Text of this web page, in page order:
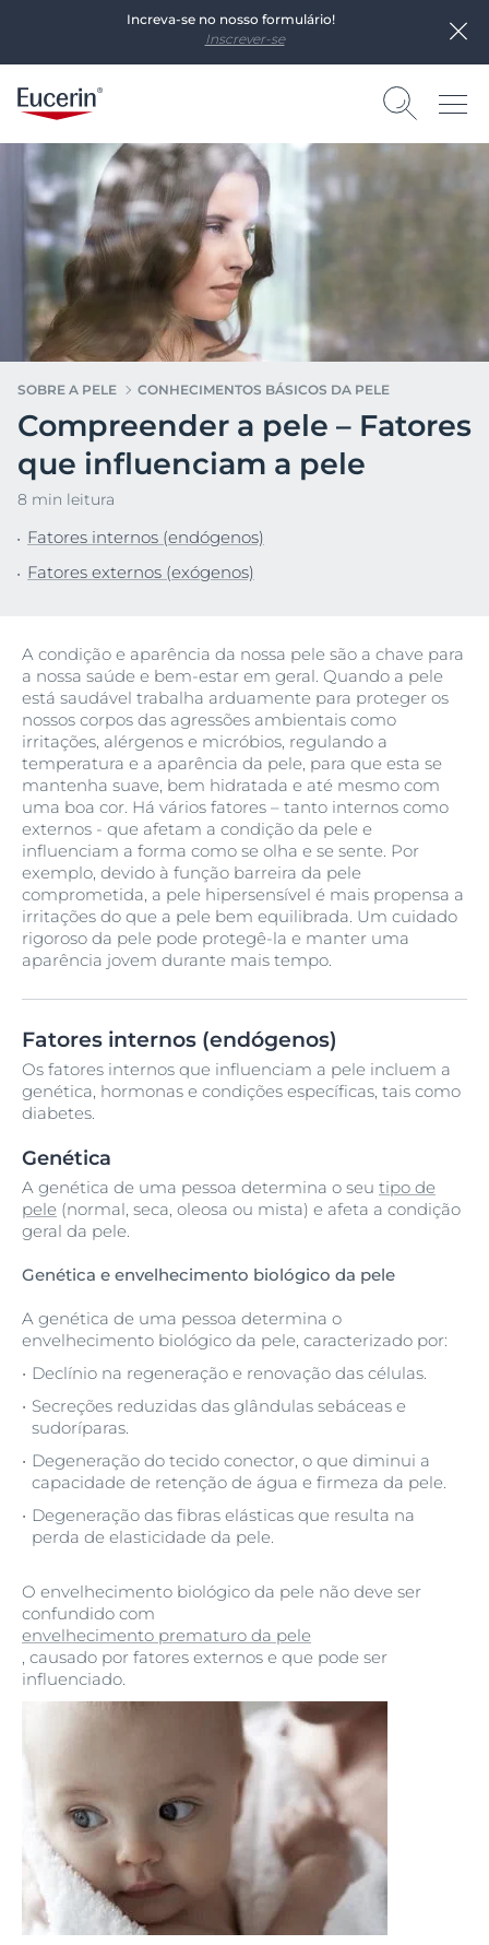
Increva-se no nosso formulário!
Inscrever-se
SOBRE A PELE CONHECIMENTOS BÁSICOS DA PELE
Compreender a pele – Fatores
que influenciam a pele
8 min leitura
Fatores internos (endógenos)
Fatores externos (exógenos)
A condição e aparência da nossa pele são a chave para
a nossa saúde e bem-estar em geral. Quando a pele
está saudável trabalha arduamente para proteger os
nossos corpos das agressões ambientais como
irritações, alérgenos e micróbios, regulando a
temperatura e a aparência da pele, para que esta se
mantenha suave, bem hidratada e até mesmo com
uma boa cor. Há vários fatores – tanto internos como
externos - que afetam a condição da pele e
influenciam a forma como se olha e se sente. Por
exemplo, devido à função barreira da pele
comprometida, a pele hipersensível é mais propensa a
irritações do que a pele bem equilibrada. Um cuidado
rigoroso da pele pode protegê-la e manter uma
aparência jovem durante mais tempo.
Fatores internos (endógenos)
Os fatores internos que influenciam a pele incluem a
genética, hormonas e condições específicas, tais como
diabetes.
Genética
A genética de uma pessoa determina o seu tipo de
pele (normal, seca, oleosa ou mista) e afeta a condição
geral da pele.
Genética e envelhecimento biológico da pele
A genética de uma pessoa determina o
envelhecimento biológico da pele, caracterizado por:
Declínio na regeneração e renovação das células.
Secreções reduzidas das glândulas sebáceas e
sudoríparas.
Degeneração do tecido conector, o que diminui a
capacidade de retenção de água e firmeza da pele.
Degeneração das fibras elásticas que resulta na
perda de elasticidade da pele.
O envelhecimento biológico da pele não deve ser
confundido com
envelhecimento prematuro da pele
, causado por fatores externos e que pode ser
influenciado.